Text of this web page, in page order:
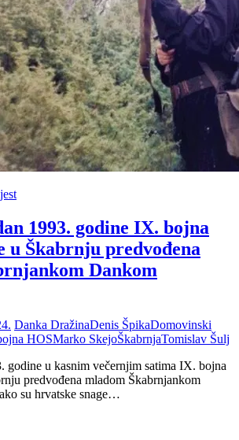
1993. godine IX. bojna
u Škabrnju predvođena
Dankom
Danka DražinaDenis ŠpikaDomovinski
HOSMarko SkejoŠkabrnjaTomislav Šulj
godine u kasnim večernjim satima IX. bojna
predvođena mladom Škabrnjankom
su hrvatske snage…